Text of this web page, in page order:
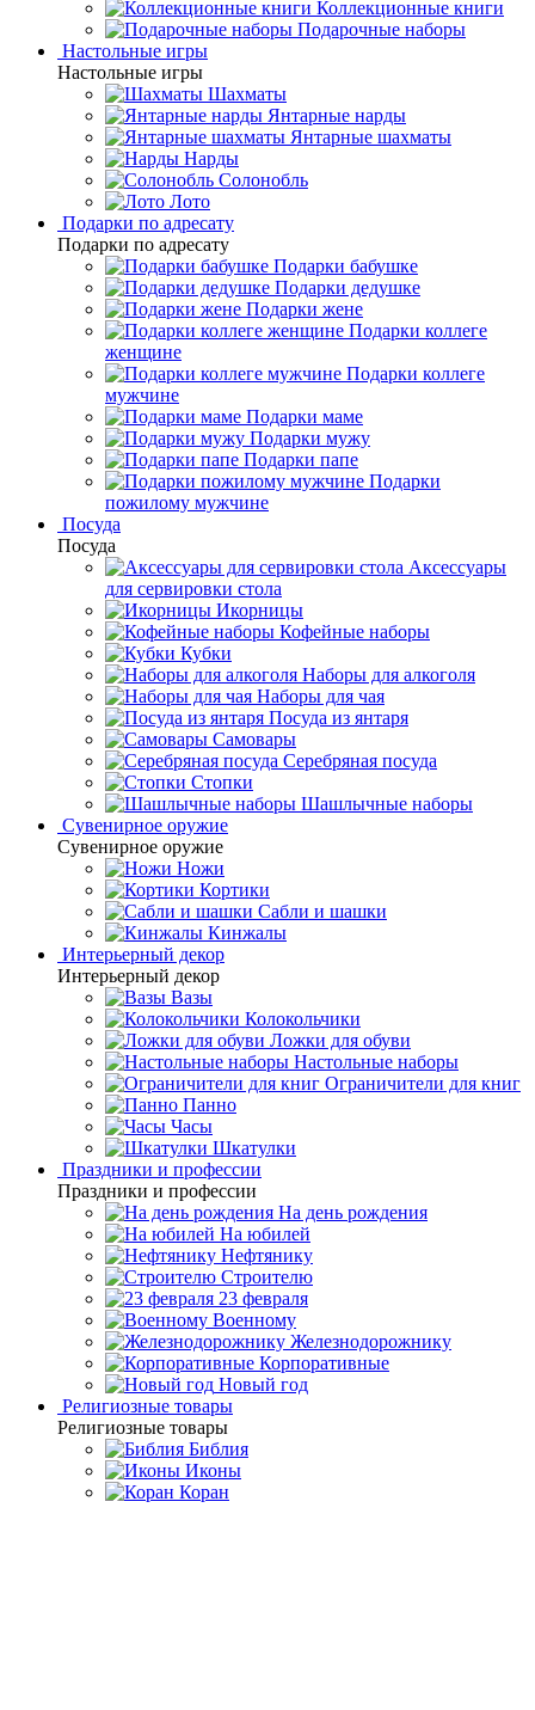
Коллекционные книги
Подарочные наборы
Настольные игры
Настольные игры
Шахматы
Янтарные нарды
Янтарные шахматы
Нарды
Солонобль
Лото
Подарки по адресату
Подарки по адресату
Подарки бабушке
Подарки дедушке
Подарки жене
Подарки коллеге
женщине
Подарки коллеге
мужчине
Подарки маме
Подарки мужу
Подарки папе
Подарки
пожилому мужчине
Посуда
Посуда
Аксессуары
для сервировки стола
Икорницы
Кофейные наборы
Кубки
Наборы для алкоголя
Наборы для чая
Посуда из янтаря
Самовары
Серебряная посуда
Стопки
Шашлычные наборы
Сувенирное оружие
Сувенирное оружие
Ножи
Кортики
Сабли и шашки
Кинжалы
Интерьерный декор
Интерьерный декор
Вазы
Колокольчики
Ложки для обуви
Настольные наборы
Ограничители для книг
Панно
Часы
Шкатулки
Праздники и профессии
Праздники и профессии
На день рождения
На юбилей
Нефтянику
Строителю
23 февраля
Военному
Железнодорожнику
Корпоративные
Новый год
Религиозные товары
Религиозные товары
Библия
Иконы
Коран